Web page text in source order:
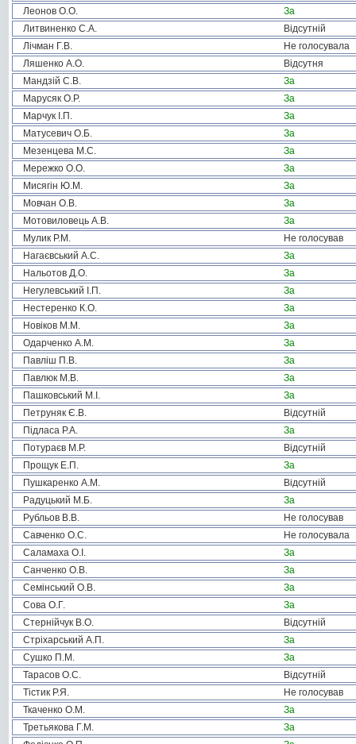
Леонов О.О.
За
Литвиненко С.А.
Відсутній
Лічман Г.В.
Не голосувала
Ляшенко А.О.
Відсутня
Мандзій С.В.
За
Марусяк О.Р.
За
Марчук І.П.
За
Матусевич О.Б.
За
Мезенцева М.С.
За
Мережко О.О.
За
Мисягін Ю.М.
За
Мовчан О.В.
За
Мотовиловець А.В.
За
Мулик Р.М.
Не голосував
Нагаєвський А.С.
За
Нальотов Д.О.
За
Негулевський І.П.
За
Нестеренко К.О.
За
Новіков М.М.
За
Одарченко А.М.
За
Павліш П.В.
За
Павлюк М.В.
За
Пашковський М.І.
За
Петруняк Є.В.
Відсутній
Підласа Р.А.
За
Потураєв М.Р.
Відсутній
Прощук Е.П.
За
Пушкаренко А.М.
Відсутній
Радуцький М.Б.
За
Рубльов В.В.
Не голосував
Савченко О.С.
Не голосувала
Саламаха О.І.
За
Санченко О.В.
За
Семінський О.В.
За
Сова О.Г.
За
Стернійчук В.О.
Відсутній
Стріхарський А.П.
За
Сушко П.М.
За
Тарасов О.С.
Відсутній
Тістик Р.Я.
Не голосував
Ткаченко О.М.
За
Третьякова Г.М.
За